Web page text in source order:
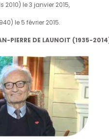
2010) le 3 janvier 2015,
le 5 février 2015.
PIERRE DE LAUNOIT (1935-